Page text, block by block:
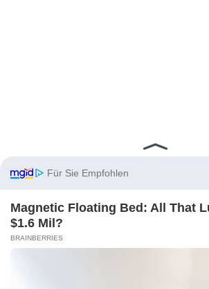
Für Sie Empfohlen
Magnetic Floating Bed: All That
$1.6 Mil?
BRAINBERRIES